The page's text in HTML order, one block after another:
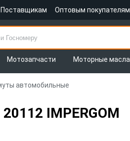
Поставщикам Оптовым покупателям
Мотозапчасти Моторные масла
автомобильные
IMPERGOM